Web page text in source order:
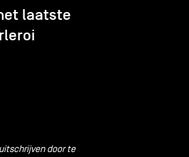
laatste
door te